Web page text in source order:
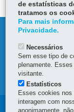
MAPA DO
DENUNCIE
OUVIDORIA
de estatísticas
tratamos os
Para mais
Privacidade.
Necessários
Sem esse tipo de
plenamente.
visitante.
Estatísticos
Esses cookies
interagem com
anonimamente,